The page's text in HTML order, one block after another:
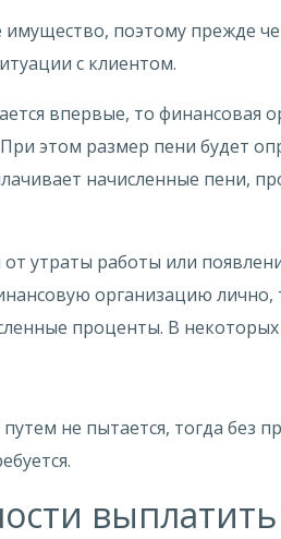
поэтому прежде
с клиентом.
впервые, то финансовая
этом размер пени будет
начисленные пени,
утраты работы или
организацию
проценты. В
не пытается, тогда без